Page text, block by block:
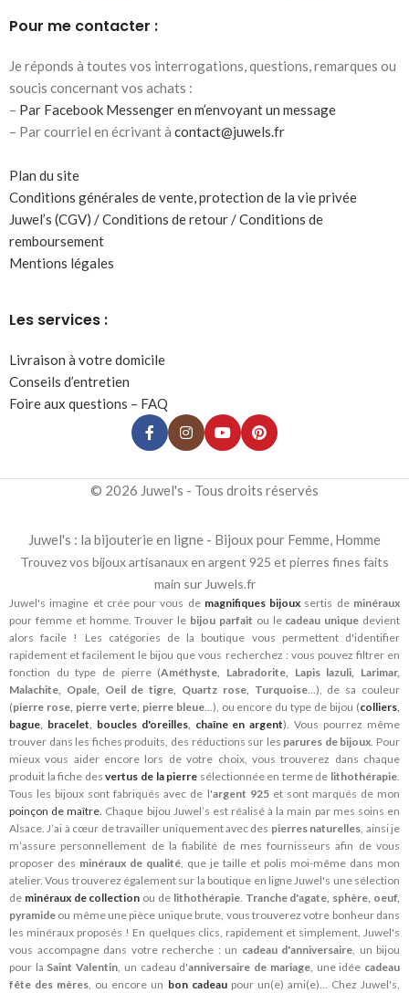
Pour me contacter :
Je réponds à toutes vos interrogations, questions, remarques ou
soucis concernant vos achats :
– Par Facebook Messenger en m’envoyant un message
– Par courriel en écrivant à contact@juwels.fr
Plan du site
Conditions générales de vente, protection de la vie privée
Juwel’s (CGV) / Conditions de retour / Conditions de
remboursement
Mentions légales
Les services :
Livraison à votre domicile
Conseils d’entretien
Foire aux questions – FAQ
© 2026 Juwel's - Tous droits réservés
Juwel's : la bijouterie en ligne - Bijoux pour Femme, Homme
Trouvez vos bijoux artisanaux en argent 925 et pierres fines faits
main sur Juwels.fr
Juwel's imagine et crée pour vous de magnifiques bijoux sertis de minéraux
pour femme et homme. Trouver le bijou parfait ou le cadeau unique devient
alors facile ! Les catégories de la boutique vous permettent d'identifier
rapidement et facilement le bijou que vous recherchez : vous pouvez filtrer en
fonction du type de pierre (Améthyste, Labradorite, Lapis lazuli, Larimar,
Malachite, Opale, Oeil de tigre, Quartz rose, Turquoise...), de sa couleur
(pierre rose, pierre verte, pierre bleue...), ou encore du type de bijou (colliers,
bague, bracelet, boucles d'oreilles, chaîne en argent). Vous pourrez même
trouver dans les fiches produits, des réductions sur les parures de bijoux. Pour
mieux vous aider encore lors de votre choix, vous trouverez dans chaque
produit la fiche desvertus de la pierre sélectionnée en terme de lithothérapie.
Tous les bijoux sont fabriqués avec de l'argent 925et sont marqués de mon
poinçon de maître. Chaque bijou Juwel’s est réalisé à la main par mes soins en
Alsace. J’ai à cœur de travailler uniquement avec des pierres naturelles, ainsi je
m’assure personnellement de la fiabilité de mes fournisseurs afin de vous
proposer des minéraux de qualité, que je taille et polis moi-même dans mon
atelier. Vous trouverez également sur la boutique en ligne Juwel's une sélection
de minéraux de collection ou de lithothérapie. Tranche d'agate, sphère, oeuf,
pyramide ou même une pièce unique brute, vous trouverez votre bonheur dans
les minéraux proposés ! En quelques clics, rapidement et simplement, Juwel's
vous accompagne dans votre recherche : un cadeau d'anniversaire, un bijou
pour la Saint Valentin, un cadeau d'anniversaire de mariage, une idée cadeau
fête des mères, ou encore un bon cadeaupour un(e) ami(e)... Chez Juwel's,